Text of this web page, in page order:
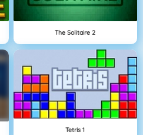
The Solitaire 2
Tetris 1